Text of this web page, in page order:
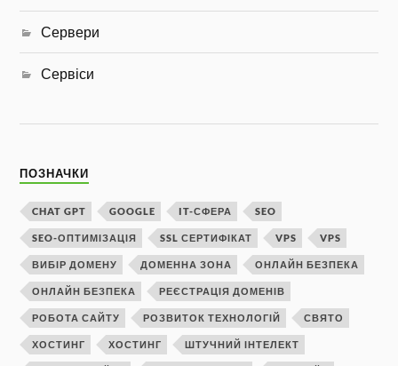
Сервери
Сервіси
ПОЗНАЧКИ
CHAT GPT GOOGLE IT-СФЕРА SEO
SEO-ОПТИМІЗАЦІЯ SSL СЕРТИФІКАТ VPS VPS
ВИБІР ДОМЕНУ ДОМЕННА ЗОНА ОНЛАЙН БЕЗПЕКА
ОНЛАЙН БЕЗПЕКА РЕЄСТРАЦІЯ ДОМЕНІВ
РОБОТА САЙТУ РОЗВИТОК ТЕХНОЛОГІЙ СВЯТО
ХОСТИНГ ХОСТИНГ ШТУЧНИЙ ІНТЕЛЕКТ